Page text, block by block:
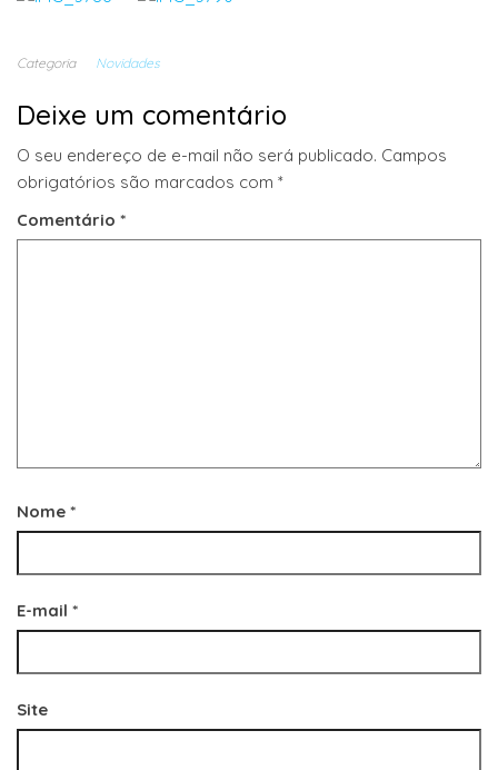
Categoria Novidades
Deixe um comentário
O seu endereço de e-mail não será publicado. Campos
obrigatórios são marcados com *
Comentário *
Nome *
E-mail *
Site